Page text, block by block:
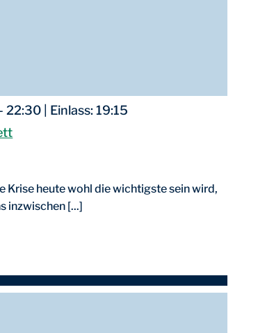
22:30 | Einlass: 19:15
Krise heute wohl die wichtigste sein wird,
inzwischen [...]